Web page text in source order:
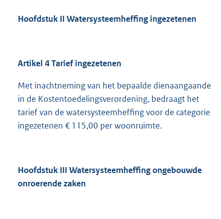
Hoofdstuk II Watersysteemheffing ingezetenen
Artikel 4 Tarief ingezetenen
Met inachtneming van het bepaalde dienaangaande
in de Kostentoedelingsverordening, bedraagt het
tarief van de watersysteemheffing voor de categorie
ingezetenen € 115,00 per woonruimte.
Hoofdstuk III Watersysteemheffing ongebouwde
onroerende zaken